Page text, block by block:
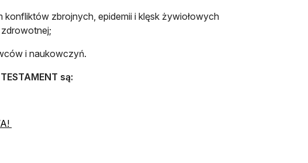
zbrojnych, epidemii i klęsk żywiołowych
i naukowczyń.
są: